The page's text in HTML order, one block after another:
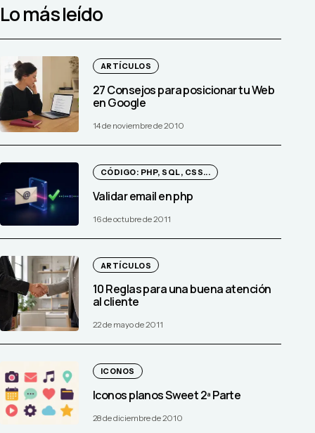
Lo más leído
ARTÍCULOS
27 Consejos para posicionar tu Web
en Google
14 de noviembre de 2010
CÓDIGO: PHP, SQL, CSS...
Validar email en php
16 de octubre de 2011
ARTÍCULOS
10 Reglas para una buena atención
al cliente
22 de mayo de 2011
ICONOS
Iconos planos Sweet 2ª Parte
28 de diciembre de 2010